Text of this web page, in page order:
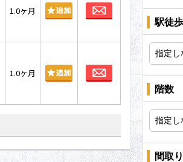
1.0ヶ月 お問合わせ
1.0ヶ月 お問合わせ
駅徒歩
階数
間取り